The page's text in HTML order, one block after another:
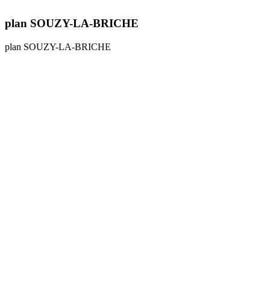
plan SOUZY-LA-BRICHE
plan SOUZY-LA-BRICHE